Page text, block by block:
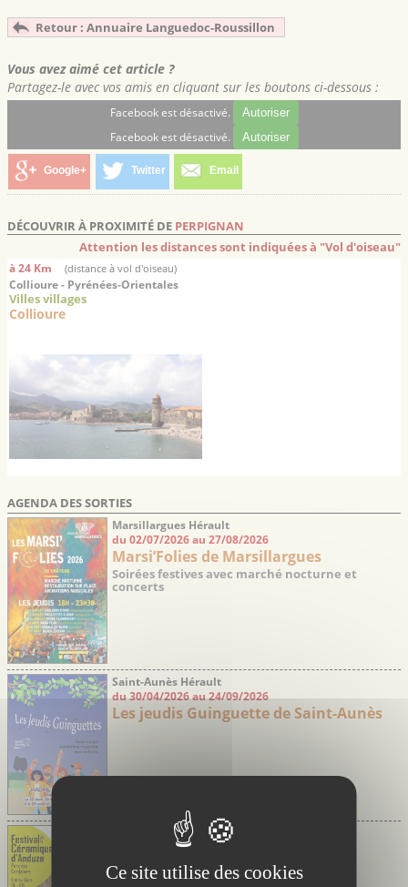
Retour : Annuaire Languedoc-Roussillon
Vous avez aimé cet article ?
Partagez-le avec vos amis en cliquant sur les boutons ci-dessous :
Facebook est désactivé. Autoriser
Facebook est désactivé. Autoriser
Google+ Twitter Email
DÉCOUVRIR À PROXIMITÉ DE PERPIGNAN
Attention les distances sont indiquées à "Vol d'oiseau"
à 24 Km (distance à vol d'oiseau)
Collioure - Pyrénées-Orientales
Villes villages
Collioure
AGENDA DES SORTIES
Marsillargues Hérault
du 02/07/2026 au 27/08/2026
Marsi’Folies de Marsillargues
Soirées festives avec marché nocturne et
concerts
Saint-Aunès Hérault
du 30/04/2026 au 24/09/2026
Les jeudis Guinguette de Saint-Aunès
Anduze Gard
du 07/08/2026 au 09/08/2026
Festival de la Céramique
Grand marché des Potiers et animations
Ce site utilise des cookies